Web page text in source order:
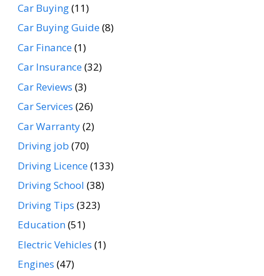
Car Buying(11)
Car Buying Guide(8)
Car Finance(1)
Car Insurance(32)
Car Reviews (3)
Car Services (26)
Car Warranty(2)
Driving job (70)
Driving Licence(133)
Driving School (38)
Driving Tips (323)
Education(51)
Electric Vehicles (1)
Engines (47)